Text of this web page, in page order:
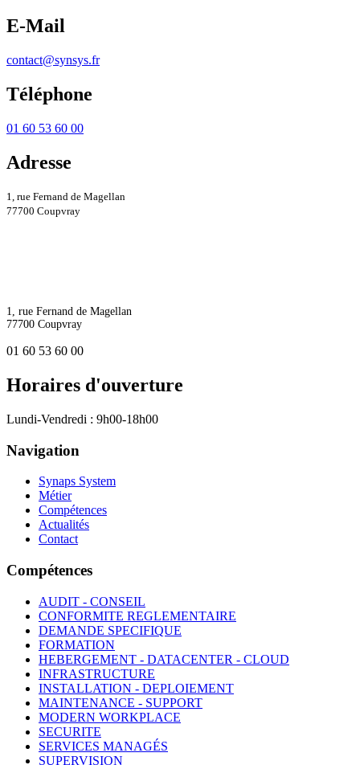
E-Mail
contact@synsys.fr
Téléphone
01 60 53 60 00
Adresse
1, rue Fernand de Magellan
77700 Coupvray
1, rue Fernand de Magellan
77700 Coupvray
01 60 53 60 00
Horaires d'ouverture
Lundi-Vendredi : 9h00-18h00
Navigation
Synaps System
Métier
Compétences
Actualités
Contact
Compétences
AUDIT - CONSEIL
CONFORMITE REGLEMENTAIRE
DEMANDE SPECIFIQUE
FORMATION
HEBERGEMENT - DATACENTER - CLOUD
INFRASTRUCTURE
INSTALLATION - DEPLOIEMENT
MAINTENANCE - SUPPORT
MODERN WORKPLACE
SECURITE
SERVICES MANAGÉS
SUPERVISION